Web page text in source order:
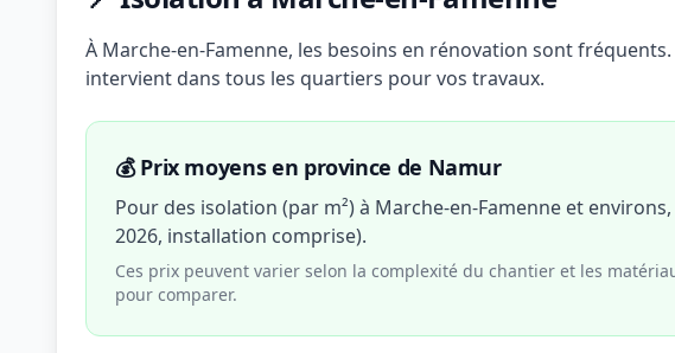
À Marche-en-Famenne, les besoins en rénovation sont
intervient dans tous les quartiers pour vos travaux.
💰 Prix moyens en province de Namur
Pour des isolation (par m²) à Marche-en-Famenne et
2026, installation comprise).
Ces prix peuvent varier selon la complexité du chantier et les
pour comparer.